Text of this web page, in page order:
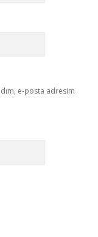
e-posta adresim